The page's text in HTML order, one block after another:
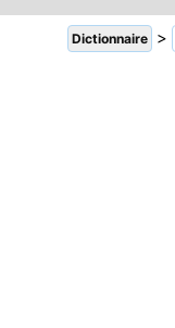
Dictionnaire >